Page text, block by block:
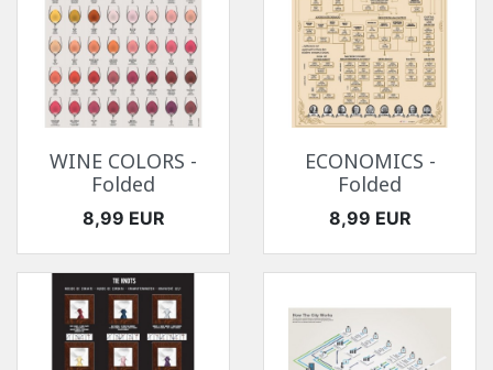
WINE COLORS -
Folded
Ár
8,99 EUR
ECONOMICS -
Folded
Ár
8,99 EUR